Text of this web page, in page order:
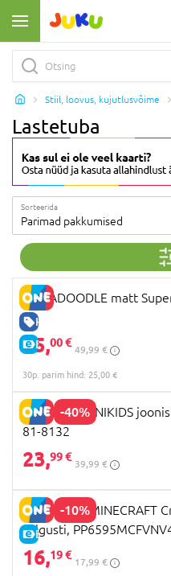
Stiil, loovus, kujutlusvõime
Lastetuba
Sorteerida
Parimad pakkumised
HEA HIND
E-HIND
AQUADOODLE matt
25,00 €
49,99 €
30p. parim hind: 25,00 €
-40%
CRAYOLA MINIKIDS
81-8132
23,99 €
39,99 €
-10%
E-HIND
PALADONE MINECRAFT
valgusti,
16,19 €
17,99 €